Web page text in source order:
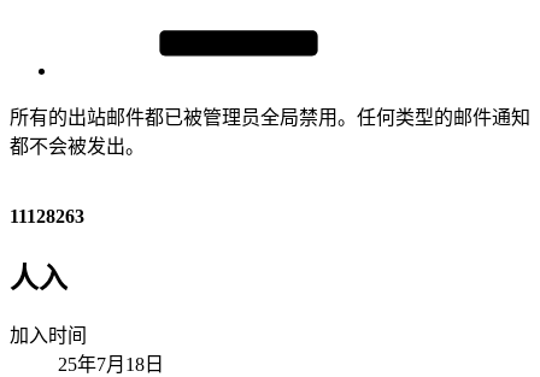
所有的出站邮件都已被管理员全局禁用。任何类型的邮件通知
都不会被发出。
11128263
人入
加入时间
25年7月18日